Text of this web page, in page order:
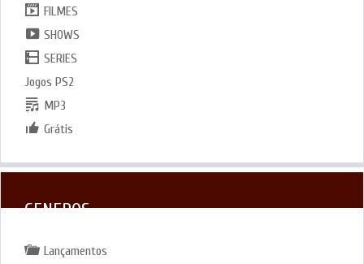
FILMES
SHOWS
SERIES
Jogos PS2
MP3
Grátis
GENEROS
Lançamentos